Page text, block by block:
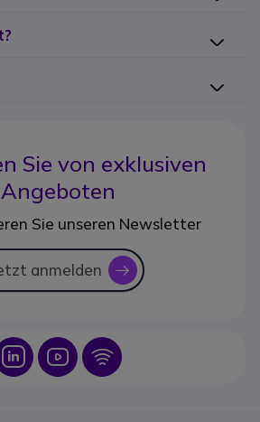
Sie von exklusiven
Angeboten
Sie unseren Newsletter
anmelden icon
Icon Icon Icon